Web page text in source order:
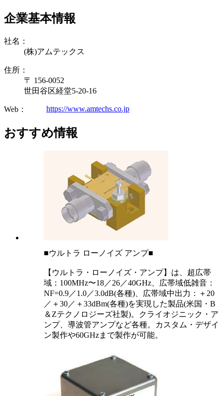
企業基本情報
社名：
(株)アムテックス
住所：
〒 156-0052
世田谷区経堂5-20-16
Web： https://www.amtechs.co.jp
おすすめ情報
■ウルトラ ローノイズ アンプ■
【ウルトラ・ローノイズ・アンプ】は、超広帯
域：100MHz〜18／26／40GHz、広帯域低雑音：
NF=0.9／1.0／3.0dB(各種)、広帯域中出力：＋20
／＋30／＋33dBm(各種)を実現した製品(米国・B
＆Zテクノロジーズ社製)。クライオジニック・ア
ンプ、導波管アンプなど各種。カスタム・デザイ
ン製作や60GHzまで製作が可能。